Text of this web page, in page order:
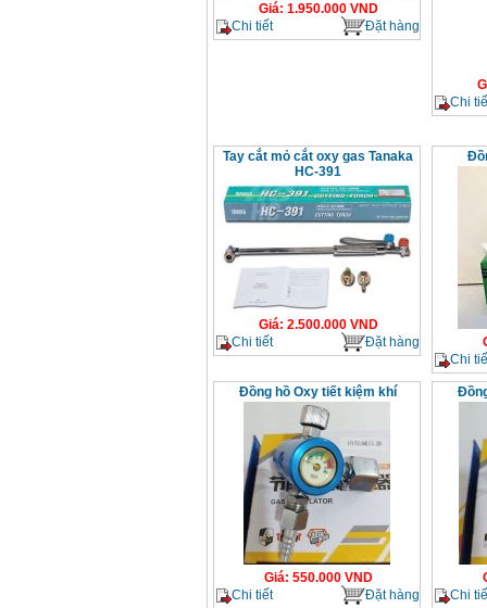
Giá: 1.950.000VND
Chi tiết
Đặt hàng
Chi
Tay cắt mỏ cắt oxy gas Tanaka
HC-391
Giá: 2.500.000VND
Chi tiết
Đặt hàng
Chi
Đồng hồ Oxy tiết kiệm khí
Giá: 550.000VND
Chi tiết
Đặt hàng
Chi